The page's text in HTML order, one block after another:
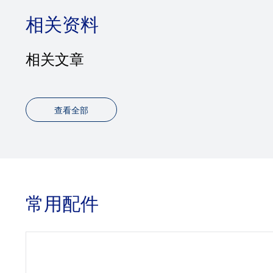
相关资料
相关文章
查看全部
常用配件